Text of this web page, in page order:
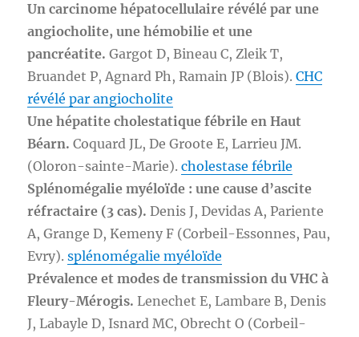
Un carcinome hépatocellulaire révélé par une
angiocholite, une hémobilie et une
pancréatite. Gargot D, Bineau C, Zleik T,
Bruandet P, Agnard Ph, Ramain JP (Blois).CHC
révélé par angiocholite
Une hépatite cholestatique fébrile en Haut
Béarn. Coquard JL, De Groote E, Larrieu JM.
(Oloron-sainte-Marie).cholestase fébrile
Splénomégalie myéloïde : une cause d’ascite
réfractaire (3 cas). Denis J, Devidas A, Pariente
A, Grange D, Kemeny F (Corbeil-Essonnes, Pau,
Evry).splénomégalie myéloïde
Prévalence et modes de transmission du VHC à
Fleury-Mérogis. Lenechet E, Lambare B, Denis
J, Labayle D, Isnard MC, Obrecht O (Corbeil-